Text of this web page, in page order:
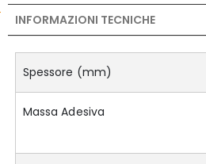
INFORMAZIONI TECNICHE
Spessore (mm)
Massa Adesiva